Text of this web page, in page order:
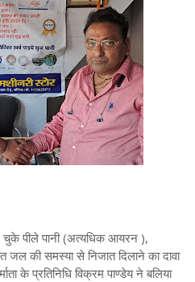
पीले पानी (अत्यधिक आयरन ),
जल की समस्या से निजात दिलाने का दावा
के प्रतिनिधि विक्रम पाण्डेय ने बलिया